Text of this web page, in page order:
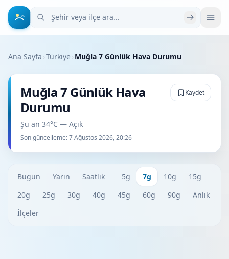
Şehir veya ilçe ara
Ana Sayfa ›Türkiye› Muğla 7 Günlük Hava Durumu
Muğla 7 Günlük Hava
Durumu
Şu an 34°C — Açık
Son güncelleme:7 Ağustos 2026, 20:26
Kaydet
Bugün Yarın Saatlik 5g 7g 10g
15g
20g
25g 30g 40g 45g 60g 90g
Anlık
İlçeler